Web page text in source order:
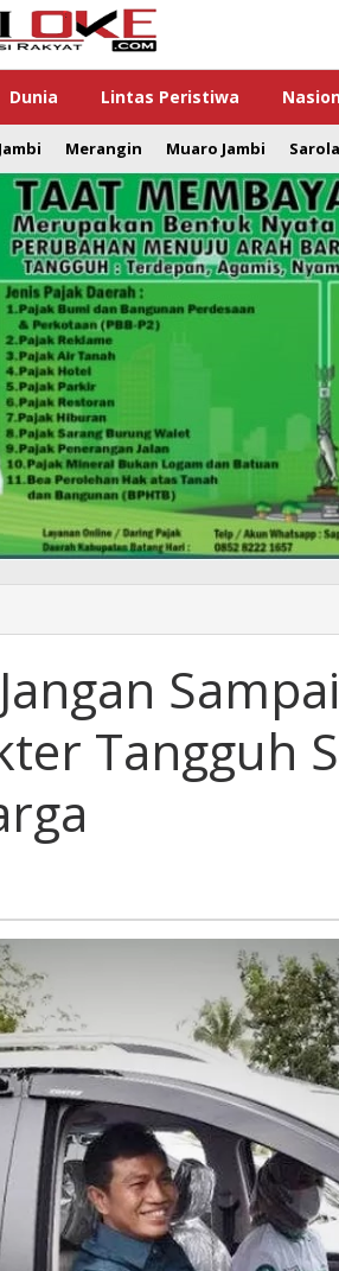
Dunia Lintas Peristiwa
Merangin Muaro Jambi
Tangguh